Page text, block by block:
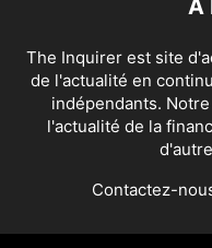
À
The Inquirer est site
de l'actualité en
indépendants.
l'actualité de la
Contactez-